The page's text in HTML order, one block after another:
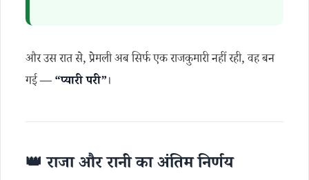
और उस रात से, प्रेमली अब सिर्फ एक राजकुमारी नहीं रही, वह बन
गई —“प्यारी परी”।
👑 राजा और रानी का अंतिम निर्णय